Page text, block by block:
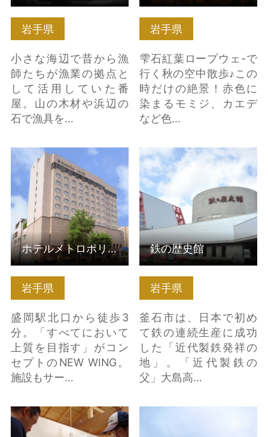
岩手県
小さな海辺で昔から漁
師たちが漁業の拠点と
して活用していた番
屋。山の木材や浜辺の
石で漁具を…
岩手県
雫石紅葉ロープウェ-で
行く秋の空中散歩♪この
時だけの絶景！赤色に
染まるモミジ、カエデ
など色…
岩手県
盛岡駅北口から徒歩3
分。「すべてにおいて
上質を目指す」がコン
セプトのNEW WING。
施設もサー…
ホテルメトロポリタン
盛岡NEW WING の詳細
はこちら
ホテルメトロポリタン盛岡NEW WING
岩手県
釜石市は、日本で初め
て鉄の連続生産に成功
した「近代製鉄発祥の
地」。「近代製鉄の
父」大島高…
鉄の歴史館 の詳細はこ
ちら
鉄の歴史館
番屋料理体験 の詳細は
こちら